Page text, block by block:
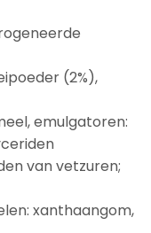
(2%),
emulgatoren:
van vetzuren;
xanthaangom,